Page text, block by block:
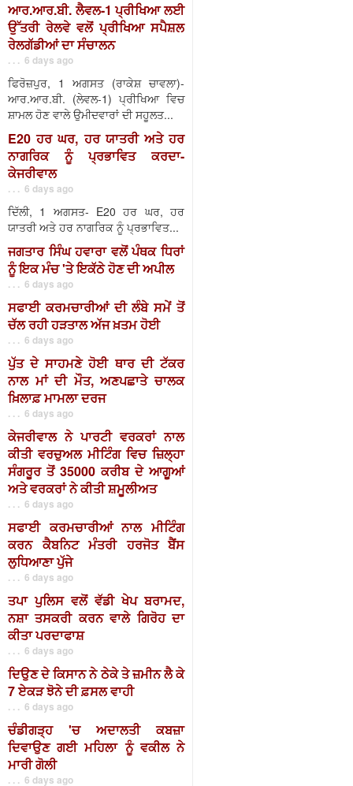
ਆਰ.ਆਰ.ਬੀ. ਲੈਵਲ-1 ਪ੍ਰੀਖਿਆ ਲਈ
ਉੱਤਰੀ ਰੇਲਵੇ ਵਲੋਂ ਪ੍ਰੀਖਿਆ ਸਪੈਸ਼ਲ
ਰੇਲਗੱਡੀਆਂ ਦਾ ਸੰਚਾਲਨ
. . . 6 days ago
ਫਿਰੋਜ਼ਪੁਰ, 1 ਅਗਸਤ (ਰਾਕੇਸ਼ ਚਾਵਲਾ)-
ਆਰ.ਆਰ.ਬੀ. (ਲੇਵਲ-1) ਪ੍ਰੀਖਿਆ ਵਿਚ
ਸ਼ਾਮਲ ਹੋਣ ਵਾਲੇ ਉਮੀਦਵਾਰਾਂ ਦੀ ਸਹੂਲਤ...
E20 ਹਰ ਘਰ, ਹਰ ਯਾਤਰੀ ਅਤੇ ਹਰ
ਨਾਗਰਿਕ ਨੂੰ ਪ੍ਰਭਾਵਿਤ ਕਰਦਾ-
ਕੇਜਰੀਵਾਲ
. . . 6 days ago
ਦਿੱਲੀ, 1 ਅਗਸਤ- E20 ਹਰ ਘਰ, ਹਰ
ਯਾਤਰੀ ਅਤੇ ਹਰ ਨਾਗਰਿਕ ਨੂੰ ਪ੍ਰਭਾਵਿਤ...
ਜਗਤਾਰ ਸਿੰਘ ਹਵਾਰਾ ਵਲੋਂ ਪੰਥਕ ਧਿਰਾਂ
ਨੂੰ ਇਕ ਮੰਚ 'ਤੇ ਇਕੱਠੇ ਹੋਣ ਦੀ ਅਪੀਲ
. . . 6 days ago
ਸਫਾਈ ਕਰਮਚਾਰੀਆਂ ਦੀ ਲੰਬੇ ਸਮੇਂ ਤੋਂ
ਚੱਲ ਰਹੀ ਹੜਤਾਲ ਅੱਜ ਖ਼ਤਮ ਹੋਈ
. . . 6 days ago
ਪੁੱਤ ਦੇ ਸਾਹਮਣੇ ਹੋਈ ਥਾਰ ਦੀ ਟੱਕਰ
ਨਾਲ ਮਾਂ ਦੀ ਮੌਤ, ਅਣਪਛਾਤੇ ਚਾਲਕ
ਖ਼ਿਲਾਫ਼ ਮਾਮਲਾ ਦਰਜ
. . . 6 days ago
ਕੇਜਰੀਵਾਲ ਨੇ ਪਾਰਟੀ ਵਰਕਰਾਂ ਨਾਲ
ਕੀਤੀ ਵਰਚੁਅਲ ਮੀਟਿੰਗ ਵਿਚ ਜ਼ਿਲ੍ਹਾ
ਸੰਗਰੂਰ ਤੋਂ 35000 ਕਰੀਬ ਦੇ ਆਗੂਆਂ
ਅਤੇ ਵਰਕਰਾਂ ਨੇ ਕੀਤੀ ਸ਼ਮੂਲੀਅਤ
. . . 6 days ago
ਸਫਾਈ ਕਰਮਚਾਰੀਆਂ ਨਾਲ ਮੀਟਿੰਗ
ਕਰਨ ਕੈਬਨਿਟ ਮੰਤਰੀ ਹਰਜੋਤ ਬੈਂਸ
ਲੁਧਿਆਣਾ ਪੁੱਜੇ
. . . 6 days ago
ਤਪਾ ਪੁਲਿਸ ਵਲੋਂ ਵੱਡੀ ਖੇਪ ਬਰਾਮਦ,
ਨਸ਼ਾ ਤਸਕਰੀ ਕਰਨ ਵਾਲੇ ਗਿਰੋਹ ਦਾ
ਕੀਤਾ ਪਰਦਾਫਾਸ਼
. . . 6 days ago
ਦਿਉਣ ਦੇ ਕਿਸਾਨ ਨੇ ਠੇਕੇ ਤੇ ਜ਼ਮੀਨ ਲੈ ਕੇ
7 ਏਕੜ ਝੋਨੇ ਦੀ ਫ਼ਸਲ ਵਾਹੀ
. . . 6 days ago
ਚੰਡੀਗੜ੍ਹ 'ਚ ਅਦਾਲਤੀ ਕਬਜ਼ਾ
ਦਿਵਾਉਣ ਗਈ ਮਹਿਲਾ ਨੂੰ ਵਕੀਲ ਨੇ
ਮਾਰੀ ਗੋਲੀ
. . . 6 days ago